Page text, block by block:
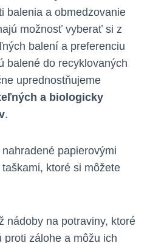
balenia a obmedzovanie
možnosť vyberať si z
balení a preferenciu
balené do recyklovaných
uprednostňujeme
a biologicky
.
papierovými
ktoré si môžete
nádoby na potraviny, ktoré
proti zálohe a môžu ich